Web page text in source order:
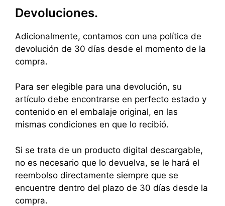
Devoluciones.
Adicionalmente, contamos con una política de
devolución de 30 días desde el momento de la
compra.
Para ser elegible para una devolución, su
artículo debe encontrarse en perfecto estado y
contenido en el embalaje original, en las
mismas condiciones en que lo recibió.
Si se trata de un producto digital descargable,
no es necesario que lo devuelva, se le hará el
reembolso directamente siempre que se
encuentre dentro del plazo de 30 días desde la
compra.